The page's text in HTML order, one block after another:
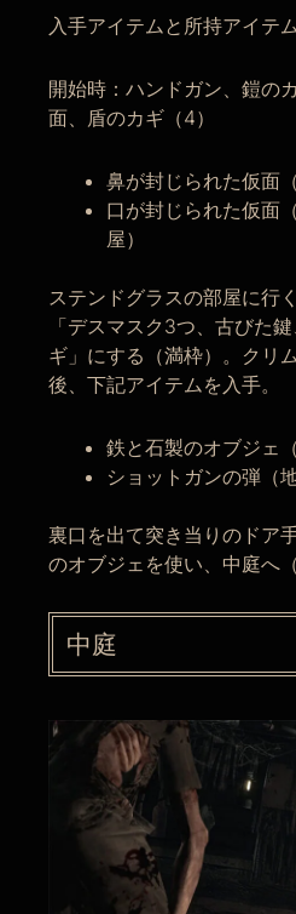
入手アイテムと所持アイテ
開始時：ハンドガン、鎧の
面、盾のカギ（4）
鼻が封じられた仮面
口が封じられた仮面
屋）
ステンドグラスの部屋に行
「デスマスク3つ、古びた
ギ」にする（満枠）。クリ
後、下記アイテムを入手。
鉄と石製のオブジェ
ショットガンの弾（
裏口を出て突き当りのドア
のオブジェを使い、中庭へ
中庭